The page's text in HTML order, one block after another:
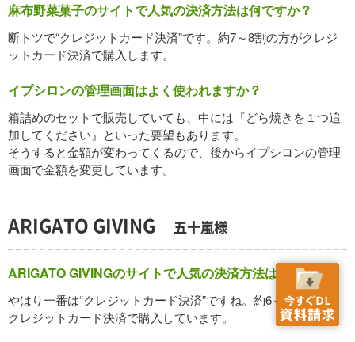
麻布野菜菓子のサイトで人気の決済方法は何ですか？
断トツで“クレジットカード決済”です。約7～8割の方がクレジ
ットカード決済で購入します。
イプシロンの管理画面はよく使われますか？
箱詰めのセットで販売していても、中には『どら焼きを１つ追
加してください』といった要望もあります。
そうすると金額が変わってくるので、後からイプシロンの管理
画面で金額を変更しています。
ARIGATO GIVING 五十嵐様
ARIGATO GIVINGのサイトで人気の決済方法は何ですか？
やはり一番は“クレジットカード決済”ですね。約6～7割の人が
クレジットカード決済で購入しています。